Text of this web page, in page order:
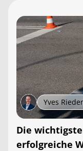
Yves
Die
erfolgreiche